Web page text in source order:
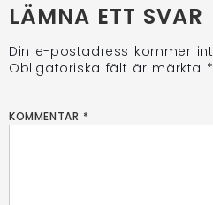
LÄMNA ETT SVAR
Din e-postadress kommer
Obligatoriska fält är märkta *
KOMMENTAR *